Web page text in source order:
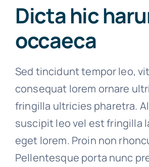
Dicta hic
occaeca
Sed tincidunt tempor leo,
consequat lorem ornare
fringilla ultricies pharetra.
suscipit leo vel est fringilla
eget lorem. Proin non
Pellentesque porta nunc